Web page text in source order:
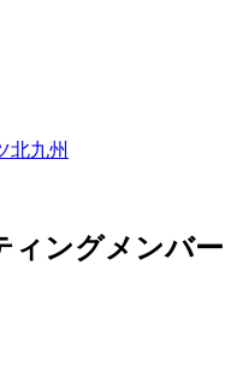
北九州
ィングメンバー